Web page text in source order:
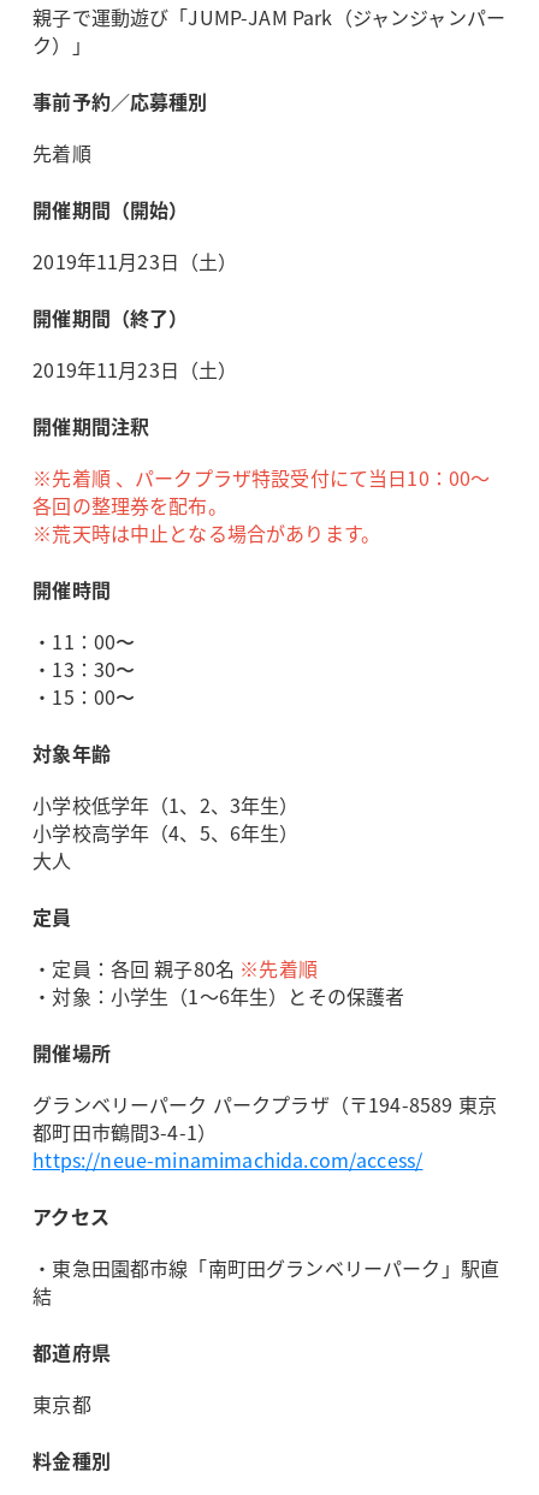
親子で運動遊び「JUMP-JAM Park（ジャンジャンパー
ク）」
事前予約／応募種別
先着順
開催期間（開始）
2019年11月23日（土）
開催期間（終了）
2019年11月23日（土）
開催期間注釈
※先着順 、パークプラザ特設受付にて当日10：00～
各回の整理券を配布。
※荒天時は中止となる場合があります。
開催時間
・11：00〜
・13：30〜
・15：00〜
対象年齢
小学校低学年（1、2、3年生）
小学校高学年（4、5、6年生）
大人
定員
・定員：各回 親子80名 ※先着順
・対象：小学生（1～6年生）とその保護者
開催場所
グランベリーパーク パークプラザ（〒194-8589 東京
都町田市鶴間3-4-1）
https://neue-minamimachida.com/access/
アクセス
・東急田園都市線「南町田グランベリーパーク」駅直
結
都道府県
東京都
料金種別